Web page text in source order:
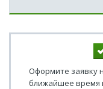
Оформите заявку
ближайшее время